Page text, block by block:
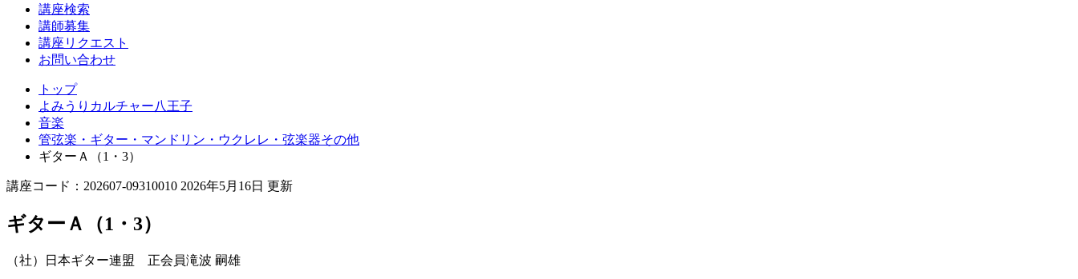
講座検索
講師募集
講座リクエスト
お問い合わせ
トップ
よみうりカルチャー八王子
音楽
管弦楽・ギター・マンドリン・ウクレレ・弦楽器その他
ギターＡ（1・3）
講座コード：202607-09310010 2026年5月16日 更新
ギターＡ（1・3）
（社）日本ギター連盟 正会員滝波 嗣雄